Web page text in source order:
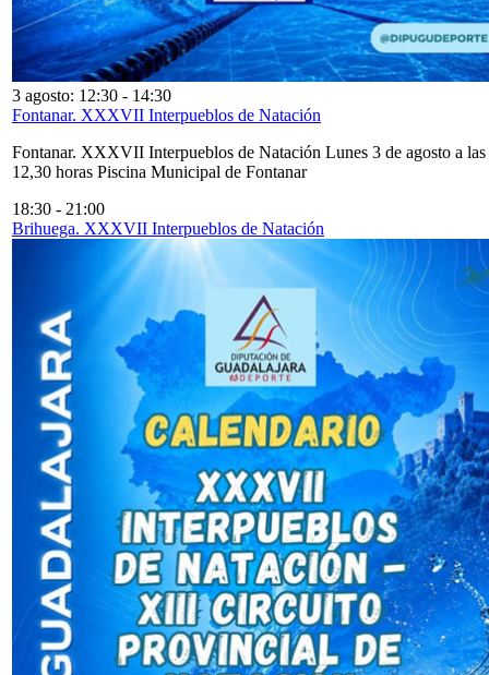
3 agosto: 12:30 - 14:30
Fontanar. XXXVII Interpueblos de Natación
Fontanar. XXXVII Interpueblos de Natación Lunes 3 de agosto a las
12,30 horas Piscina Municipal de Fontanar
18:30 - 21:00
Brihuega. XXXVII Interpueblos de Natación